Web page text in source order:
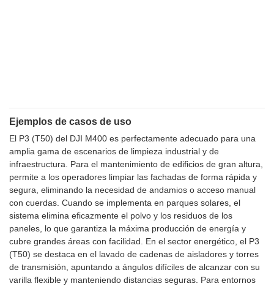
Ejemplos de casos de uso
El P3 (T50) del DJI M400 es perfectamente adecuado para una
amplia gama de escenarios de limpieza industrial y de
infraestructura. Para el mantenimiento de edificios de gran altura,
permite a los operadores limpiar las fachadas de forma rápida y
segura, eliminando la necesidad de andamios o acceso manual
con cuerdas. Cuando se implementa en parques solares, el
sistema elimina eficazmente el polvo y los residuos de los
paneles, lo que garantiza la máxima producción de energía y
cubre grandes áreas con facilidad. En el sector energético, el P3
(T50) se destaca en el lavado de cadenas de aisladores y torres
de transmisión, apuntando a ángulos difíciles de alcanzar con su
varilla flexible y manteniendo distancias seguras. Para entornos